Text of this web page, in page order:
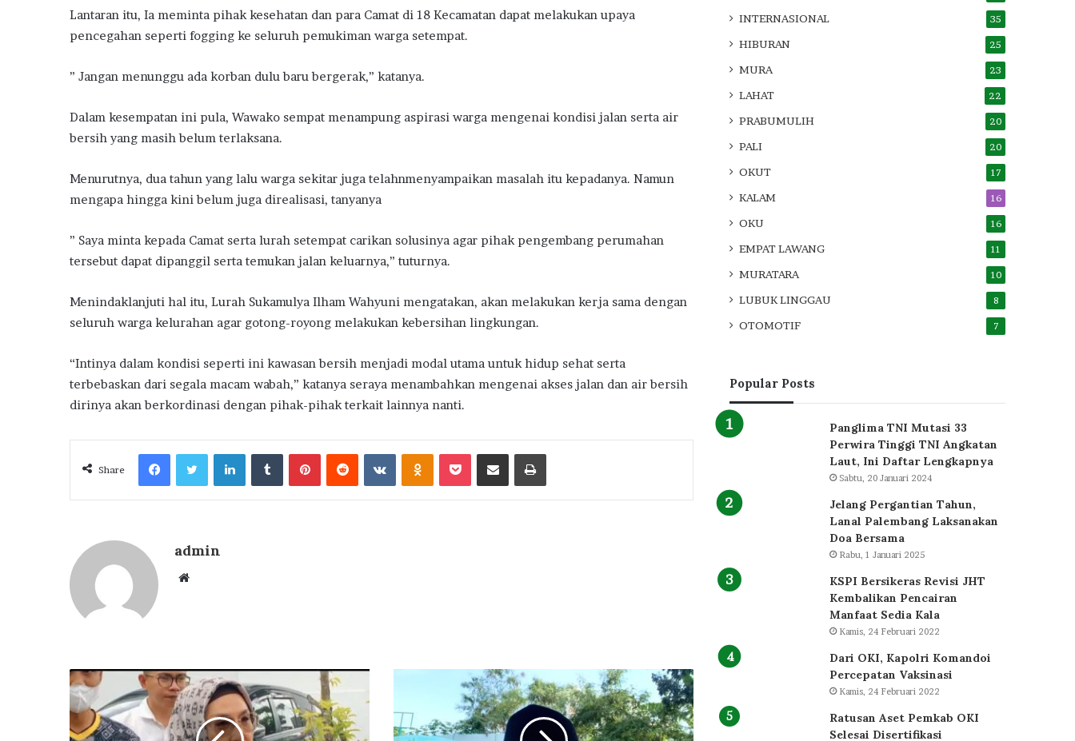
Lantaran itu, Ia meminta pihak kesehatan dan para Camat di 18 Kecamatan dapat melakukan upaya
pencegahan seperti fogging ke seluruh pemukiman warga setempat.
” Jangan menunggu ada korban dulu baru bergerak,” katanya.
Dalam kesempatan ini pula, Wawako sempat menampung aspirasi warga mengenai kondisi jalan serta air
bersih yang masih belum terlaksana.
Menurutnya, dua tahun yang lalu warga sekitar juga telahnmenyampaikan masalah itu kepadanya. Namun
mengapa hingga kini belum juga direalisasi, tanyanya
” Saya minta kepada Camat serta lurah setempat carikan solusinya agar pihak pengembang perumahan
tersebut dapat dipanggil serta temukan jalan keluarnya,” tuturnya.
Menindaklanjuti hal itu, Lurah Sukamulya Ilham Wahyuni mengatakan, akan melakukan kerja sama dengan
seluruh warga kelurahan agar gotong-royong melakukan kebersihan lingkungan.
“Intinya dalam kondisi seperti ini kawasan bersih menjadi modal utama untuk hidup sehat serta
terbebaskan dari segala macam wabah,” katanya seraya menambahkan mengenai akses jalan dan air bersih
dirinya akan berkordinasi dengan pihak-pihak terkait lainnya nanti.
Share
FacebookTwitterLinkedInTumblrPinterestReddit VKontakteOdnoklassniki
Pocket Share via Email Print
admin
Website
INTERNASIONAL 35
HIBURAN 25
MURA 23
LAHAT 22
PRABUMULIH 20
PALI 20
OKUT 17
KALAM 16
OKU 16
EMPAT LAWANG 11
MURATARA 10
LUBUK LINGGAU 8
OTOMOTIF 7
Popular Posts
Panglima TNI Mutasi 33
Perwira Tinggi TNI Angkatan
Laut, Ini Daftar Lengkapnya
Sabtu, 20 Januari 2024
Jelang Pergantian Tahun,
Lanal Palembang Laksanakan
Doa Bersama
Rabu, 1 Januari 2025
KSPI Bersikeras Revisi JHT
Kembalikan Pencairan
Manfaat Sedia Kala
Kamis, 24 Februari 2022
Dari OKI, Kapolri Komandoi
Percepatan Vaksinasi
Kamis, 24 Februari 2022
Ratusan Aset Pemkab OKI
Selesai Disertifikasi